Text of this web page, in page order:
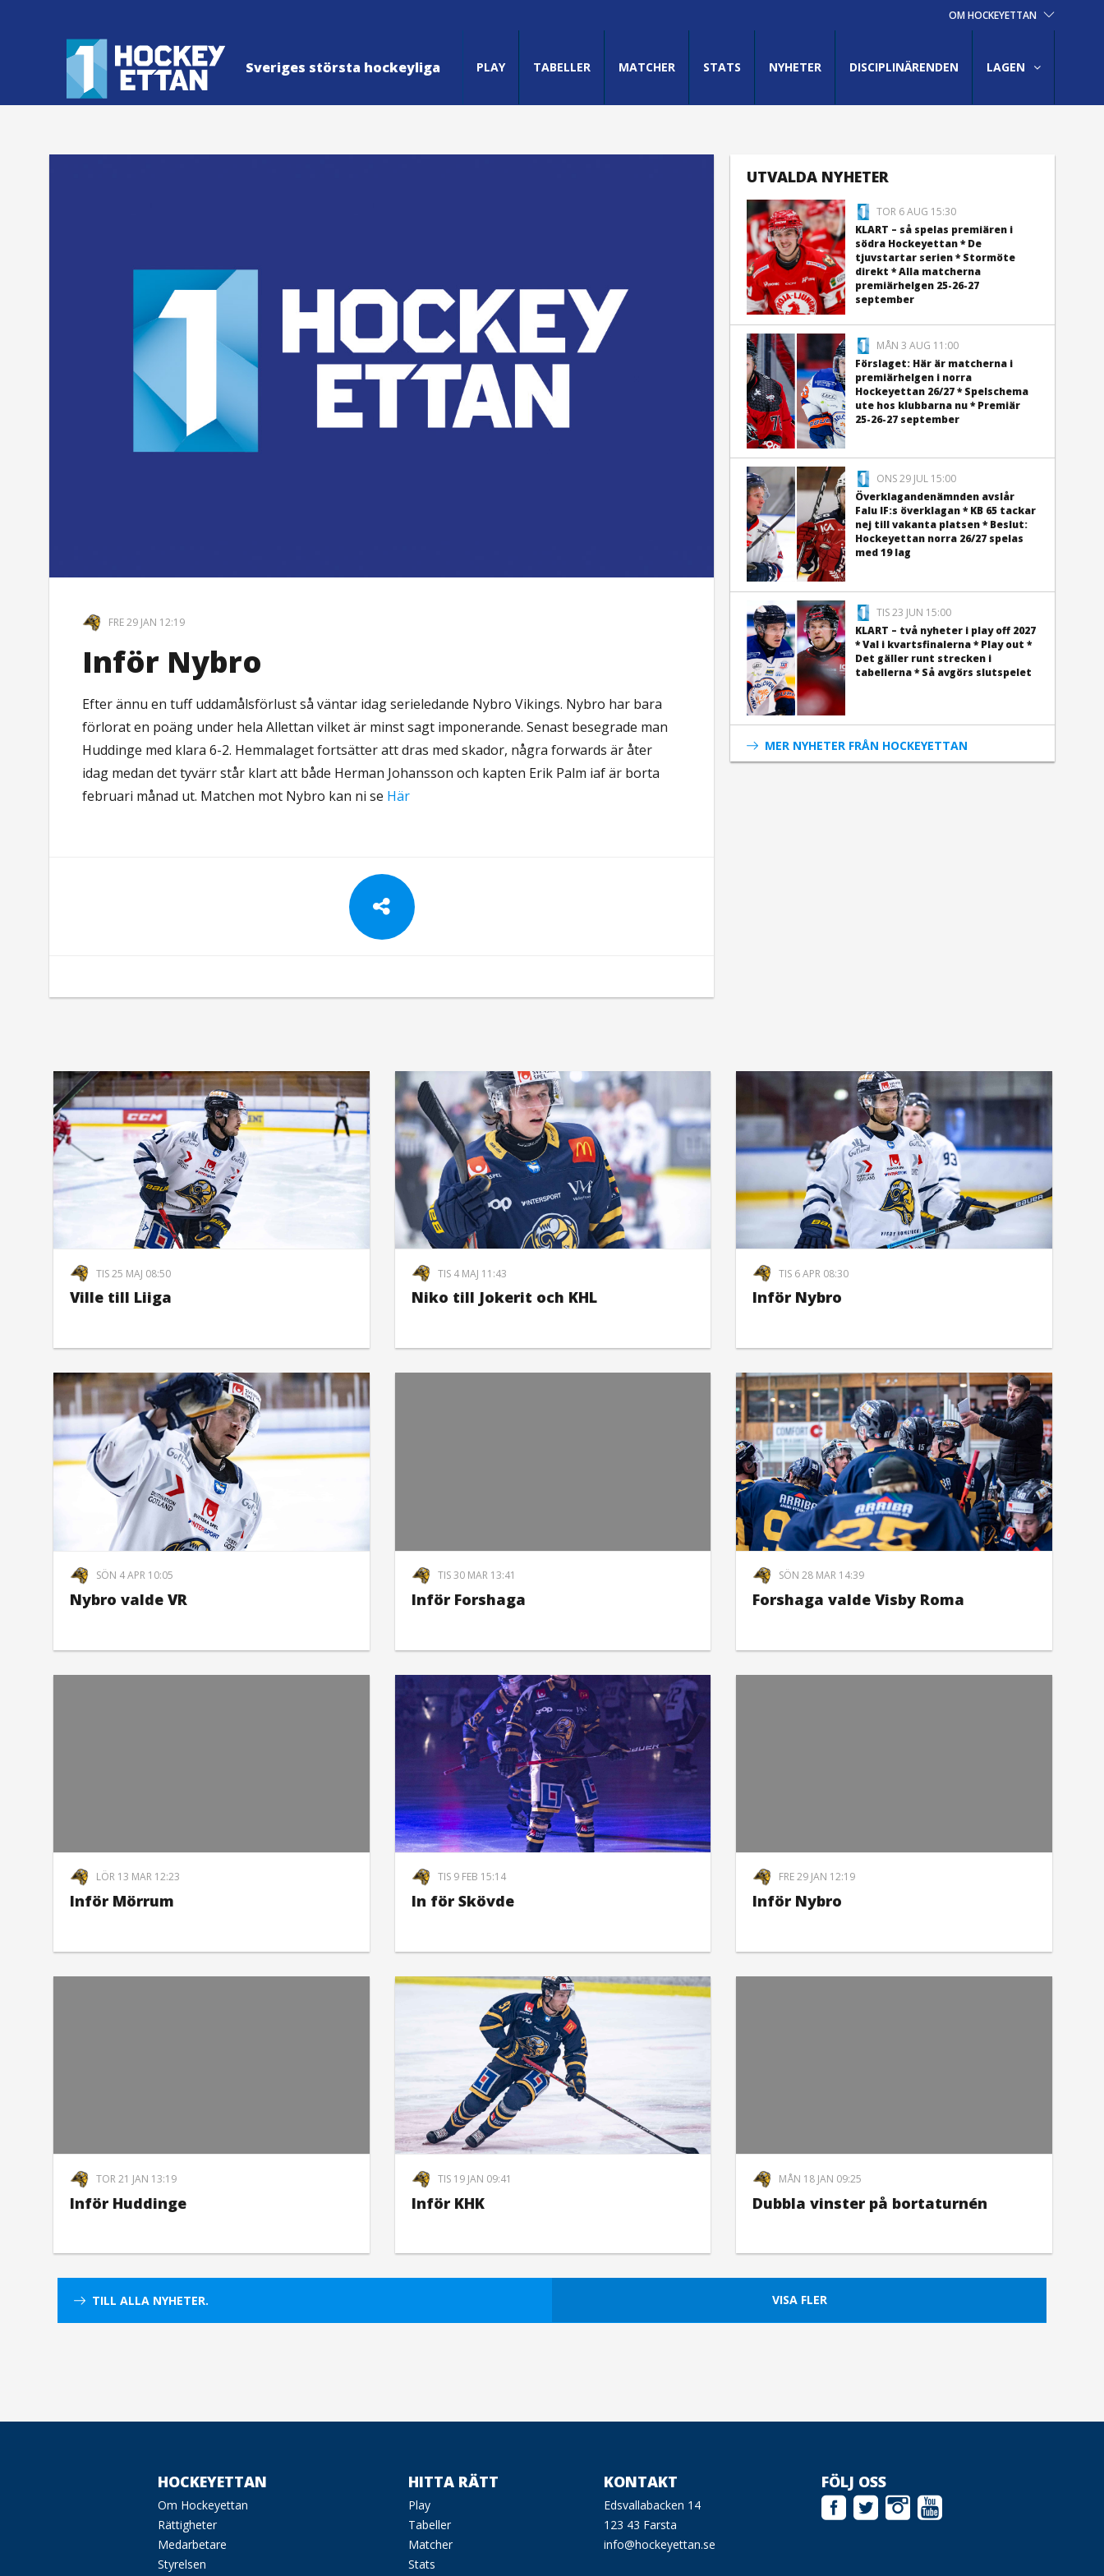
OM HOCKEYETTAN
Sveriges största hockeyliga PLAY TABELLER MATCHER STATS NYHETER DISCIPLINÄRENDEN LAGEN
FRE 29 JAN 12:19
Inför Nybro
Efter ännu en tuff uddamålsförlust så väntar idag serieledande Nybro Vikings. Nybro har bara
förlorat en poäng under hela Allettan vilket är minst sagt imponerande. Senast besegrade man
Huddinge med klara 6-2. Hemmalaget fortsätter att dras med skador, några forwards är åter
idag medan det tyvärr står klart att både Herman Johansson och kapten Erik Palm iaf är borta
februari månad ut. Matchen mot Nybro kan ni se Här
UTVALDA NYHETER
TOR 6 AUG 15:30
KLART – så spelas premiären i
södra Hockeyettan * De
tjuvstartar serien * Stormöte
direkt * Alla matcherna
premiärhelgen 25-26-27
september
MÅN 3 AUG 11:00
Förslaget: Här är matcherna i
premiärhelgen i norra
Hockeyettan 26/27 * Spelschema
ute hos klubbarna nu * Premiär
25-26-27 september
ONS 29 JUL 15:00
Överklagandenämnden avslår
Falu IF:s överklagan * KB 65 tackar
nej till vakanta platsen * Beslut:
Hockeyettan norra 26/27 spelas
med 19 lag
TIS 23 JUN 15:00
KLART – två nyheter i play off 2027
* Val i kvartsfinalerna * Play out *
Det gäller runt strecken i
tabellerna * Så avgörs slutspelet
MER NYHETER FRÅN HOCKEYETTAN
TIS 25 MAJ 08:50
Ville till Liiga
TIS 4 MAJ 11:43
Niko till Jokerit och KHL
TIS 6 APR 08:30
Inför Nybro
SÖN 4 APR 10:05
Nybro valde VR
TIS 30 MAR 13:41
Inför Forshaga
SÖN 28 MAR 14:39
Forshaga valde Visby Roma
LÖR 13 MAR 12:23
Inför Mörrum
TIS 9 FEB 15:14
In för Skövde
FRE 29 JAN 12:19
Inför Nybro
TOR 21 JAN 13:19
Inför Huddinge
TIS 19 JAN 09:41
Inför KHK
MÅN 18 JAN 09:25
Dubbla vinster på bortaturnén
VISA FLER
TILL ALLA NYHETER.
HOCKEYETTAN
Om Hockeyettan
Rättigheter
Medarbetare
Styrelsen
HITTA RÄTT
Play
Tabeller
Matcher
Stats
KONTAKT
Edsvallabacken 14
123 43 Farsta
info@hockeyettan.se
FÖLJ OSS